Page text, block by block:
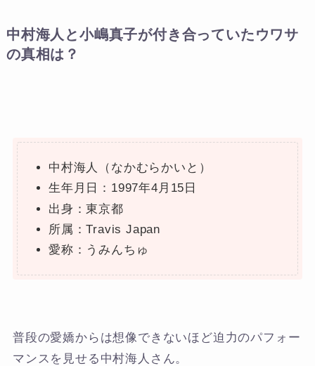
中村海人と小嶋真子が付き合っていたウワサ
の真相は？
中村海人（なかむらかいと）
生年月日：1997年4月15日
出身：東京都
所属：Travis Japan
愛称：うみんちゅ
普段の愛嬌からは想像できないほど迫力のパフォー
マンスを見せる中村海人さん。